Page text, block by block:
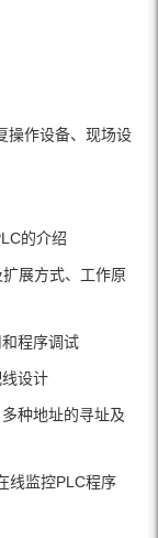
操作设备、现场设
的介绍
展方式、工作原
程序调试
设计
种地址的寻址及
线监控PLC程序